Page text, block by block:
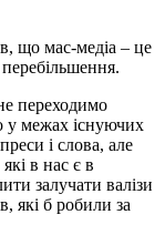
що мас-медіа – це
переходимо
у межах існуючих
і слова, але
в нас є в
залучати валізи
які б робили за